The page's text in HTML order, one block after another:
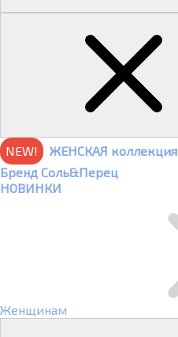
NEW!
ЖЕНСКАЯ коллекция
Бренд Соль&Перец
НОВИНКИ
Женщинам